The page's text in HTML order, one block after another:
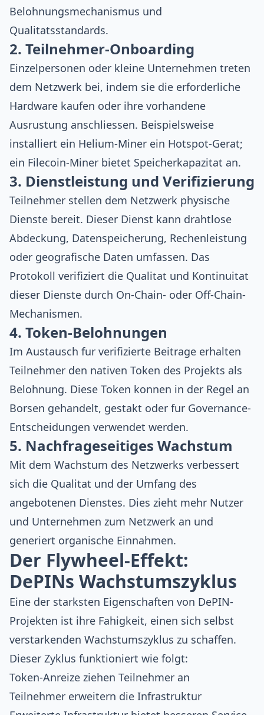
Belohnungsmechanismus und
Qualitatsstandards.
2. Teilnehmer-Onboarding
Einzelpersonen oder kleine Unternehmen treten
dem Netzwerk bei, indem sie die erforderliche
Hardware kaufen oder ihre vorhandene
Ausrustung anschliessen. Beispielsweise
installiert ein Helium-Miner ein Hotspot-Gerat;
ein Filecoin-Miner bietet Speicherkapazitat an.
3. Dienstleistung und Verifizierung
Teilnehmer stellen dem Netzwerk physische
Dienste bereit. Dieser Dienst kann drahtlose
Abdeckung, Datenspeicherung, Rechenleistung
oder geografische Daten umfassen. Das
Protokoll verifiziert die Qualitat und Kontinuitat
dieser Dienste durch On-Chain- oder Off-Chain-
Mechanismen.
4. Token-Belohnungen
Im Austausch fur verifizierte Beitrage erhalten
Teilnehmer den nativen Token des Projekts als
Belohnung. Diese Token konnen in der Regel an
Borsen gehandelt, gestakt oder fur Governance-
Entscheidungen verwendet werden.
5. Nachfrageseitiges Wachstum
Mit dem Wachstum des Netzwerks verbessert
sich die Qualitat und der Umfang des
angebotenen Dienstes. Dies zieht mehr Nutzer
und Unternehmen zum Netzwerk an und
generiert organische Einnahmen.
Der Flywheel-Effekt:
DePINs Wachstumszyklus
Eine der starksten Eigenschaften von DePIN-
Projekten ist ihre Fahigkeit, einen sich selbst
verstarkenden Wachstumszyklus zu schaffen.
Dieser Zyklus funktioniert wie folgt:
Token-Anreize ziehen Teilnehmer an
Teilnehmer erweitern die Infrastruktur